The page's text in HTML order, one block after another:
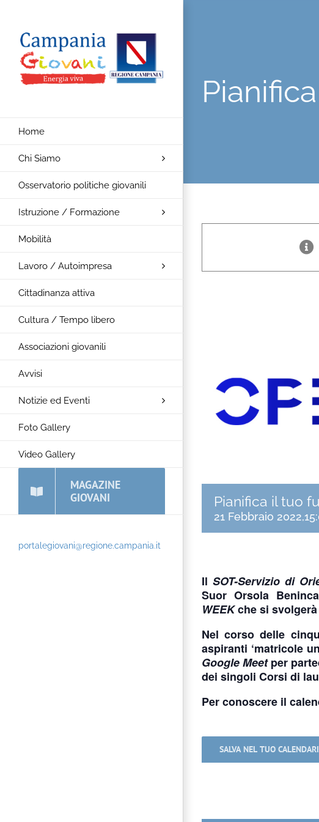
contenuto
Home
Chi Siamo
Osservatorio politiche giovanili
Istruzione / Formazione
Mobilità
Lavoro / Autoimpresa
Cittadinanza attiva
Cultura / Tempo libero
Associazioni giovanili
Avvisi
Notizie ed Eventi
Foto Gallery
Video Gallery
MAGAZINE
GIOVANI
portalegiovani@regione.campania.it
Pianifica il tuo
21 Febbraio
IlSOT-Servizio di
Suor Orsola
WEEKche si
Nel corso delle
aspiranti ‘matricole
Google Meetper
dei singoli Corsi di
Per conoscere il
SALVA NEL TUO